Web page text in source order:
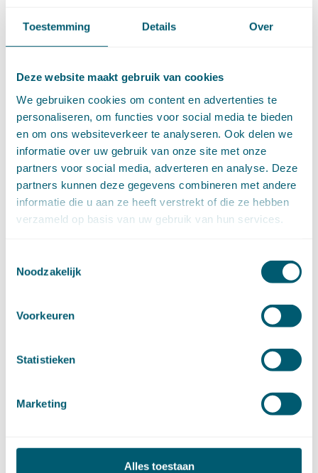
Toestemming Details Over
Deze website maakt gebruik van cookies
We gebruiken cookies om content en advertenties te
personaliseren, om functies voor social media te bieden
en om ons websiteverkeer te analyseren. Ook delen we
informatie over uw gebruik van onze site met onze
partners voor social media, adverteren en analyse. Deze
partners kunnen deze gegevens combineren met andere
informatie die u aan ze heeft verstrekt of die ze hebben
verzameld op basis van uw gebruik van hun services.
Noodzakelijk
Voorkeuren
Statistieken
Marketing
Alles toestaan
augustus (6)
mei (13)
maart (8)
februari (16)
januari (15)
►
2024 (161)
december (16)
november (17)
oktober (17)
september (9)
juni (7)
mei (7)
maart (17)
►
2023 (177)
oktober (17)